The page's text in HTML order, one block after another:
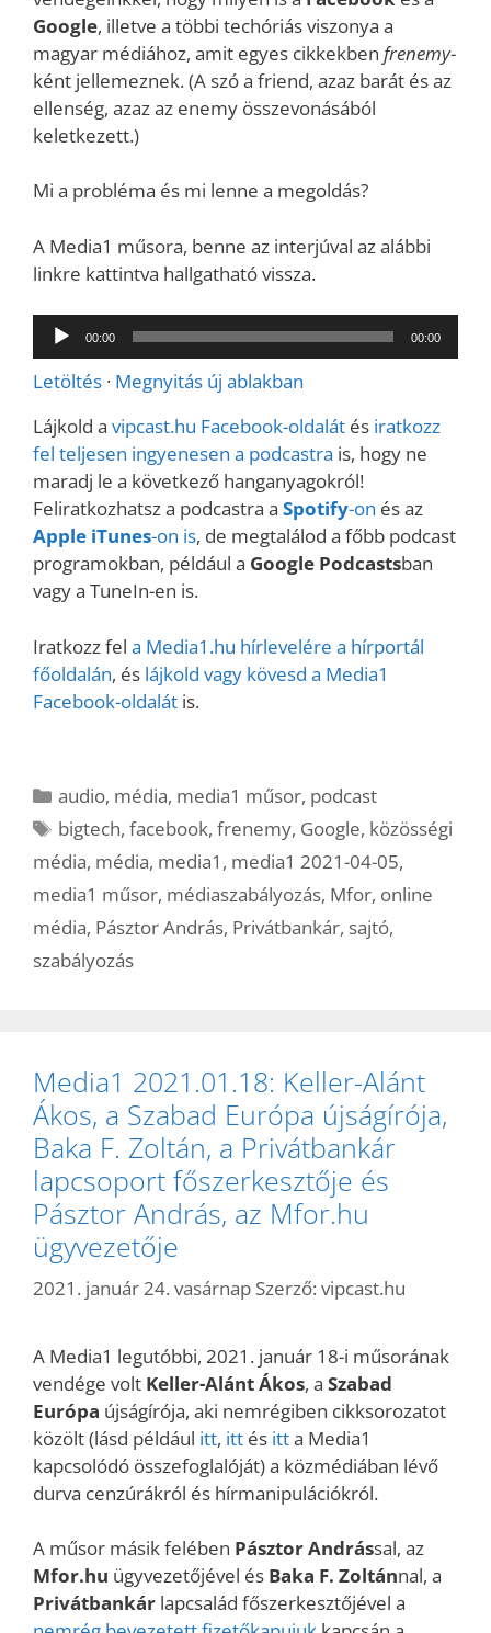
Google, illetve a többi techóriás viszonya a
magyar médiához, amit egyes cikkekben frenemy-
ként jellemeznek. (A szó a friend, azaz barát és az
ellenség, azaz az enemy összevonásából
keletkezett.)
Mi a probléma és mi lenne a megoldás?
A Media1 műsora, benne az interjúval az alábbi
linkre kattintva hallgatható vissza.
Audió
lejátszó
00:00 00:00
Letöltés · Megnyitás új ablakban
Lájkold a vipcast.hu Facebook-oldalát és iratkozz
fel teljesen ingyenesen a podcastra is, hogy ne
maradj le a következő hanganyagokról!
Feliratkozhatsz a podcastra a Spotify-on és az
Apple iTunes-on is, de megtalálod a főbb podcast
programokban, például a Google Podcastsban
vagy a TuneIn-en is.
Iratkozz fel a Media1.hu hírlevelére a hírportál
főoldalán, és lájkold vagy kövesd a Media1
Facebook-oldalát is.
Kategória
audio, média, media1 műsor, podcast
Címkék
bigtech,facebook,frenemy, Google, közösségi
média, média, media1 , media1 2021-04-05,
media1 műsor, médiaszabályozás, Mfor, online
média, Pásztor András, Privátbankár, sajtó,
szabályozás
Media1 2021.01.18: Keller-Alánt
Ákos, a Szabad Európa újságírója,
Baka F. Zoltán, a Privátbankár
lapcsoport főszerkesztője és
Pásztor András, az Mfor.hu
ügyvezetője
2021. január 24. vasárnap Szerző: vipcast.hu
A Media1 legutóbbi, 2021. január 18-i műsorának
vendége volt Keller-Alánt Ákos, a Szabad
Európa újságírója, aki nemrégiben cikksorozatot
közölt (lásd például itt, itt és itta Media1
kapcsolódó összefoglalóját) a közmédiában lévő
durva cenzúrákról és hírmanipulációkról.
A műsor másik felében Pásztor Andrással, az
Mfor.hu ügyvezetőjével és Baka F. Zoltánnal, a
Privátbankár lapcsalád főszerkesztőjével a